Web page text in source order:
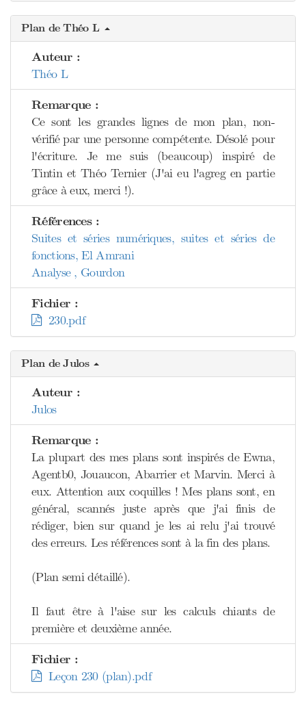
Plan de Théo L
Auteur :
Théo L
Remarque :
Ce sont les grandes lignes de mon plan, non-
vérifié par une personne compétente. Désolé pour
l'écriture. Je me suis (beaucoup) inspiré de
Tintin et Théo Ternier (J'ai eu l'agreg en partie
grâce à eux, merci !).
Références :
Suites et séries numériques, suites et séries de
fonctions, El Amrani
Analyse , Gourdon
Fichier :
230.pdf
Plan de Julos
Auteur :
Julos
Remarque :
La plupart des mes plans sont inspirés de Ewna,
Agentb0, Jouaucon, Abarrier et Marvin. Merci à
eux. Attention aux coquilles ! Mes plans sont, en
général, scannés juste après que j'ai finis de
rédiger, bien sur quand je les ai relu j'ai trouvé
des erreurs. Les références sont à la fin des plans.
(Plan semi détaillé).
Il faut être à l'aise sur les calculs chiants de
première et deuxième année.
Fichier :
Leçon 230 (plan).pdf